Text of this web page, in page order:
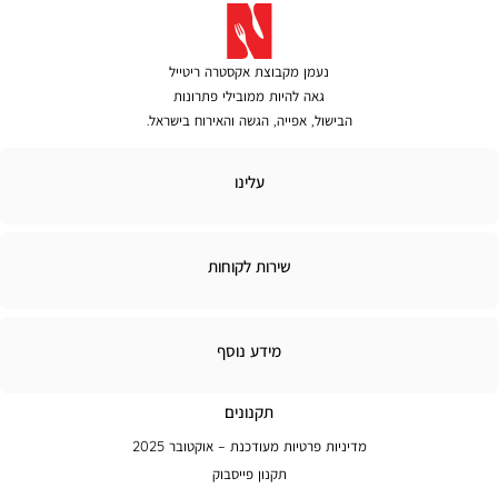
נעמן מקבוצת אקסטרה ריטייל
גאה להיות ממובילי פתרונות
הבישול, אפייה, הגשה והאירוח בישראל.
עלינו
שירות לקוחות
מידע
מידע נוסף
תקנונים
מדיניות פרטיות מעודכנת – אוקטובר 2025
תקנון פייסבוק